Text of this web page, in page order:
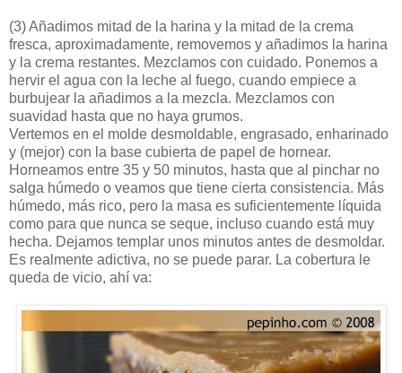
(3)Añadimos mitad de la harina y la mitad de la crema
fresca, aproximadamente, removemos y añadimos la harina
y la crema restantes. Mezclamos con cuidado. Ponemos a
hervir el agua con la leche al fuego, cuando empiece a
burbujear la añadimos a la mezcla. Mezclamos con
suavidad hasta que no haya grumos.
Vertemos en el molde desmoldable, engrasado, enharinado
y (mejor) con la base cubierta de papel de hornear.
Horneamos entre 35 y 50 minutos, hasta que al pinchar no
salga húmedo o veamos que tiene cierta consistencia. Más
húmedo, más rico, pero la masa es suficientemente líquida
como para que nunca se seque, incluso cuando está muy
hecha. Dejamos templar unos minutos antes de desmoldar.
Es realmente adictiva, no se puede parar. La cobertura le
queda de vicio, ahí va: